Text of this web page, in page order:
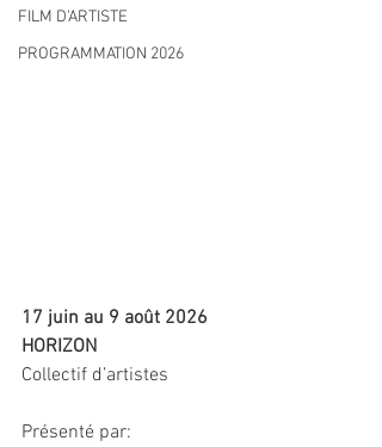
FILM D'ARTISTE
PROGRAMMATION 2026
17 juin au 9 août 2026
HORIZON
Collectif d’artistes
Présenté par: